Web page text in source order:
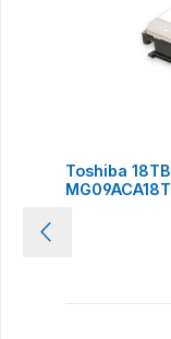
Toshiba